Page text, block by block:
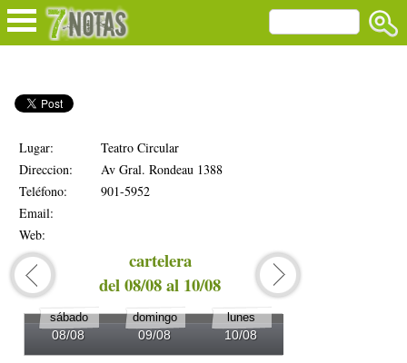
Lugar:
Teatro Circular
Direccion:
Av Gral. Rondeau 1388
Teléfono:
901-5952
Email:
Web:
cartelera
del 08/08 al 10/08
sábado
08/08
domingo
09/08
lunes
10/08